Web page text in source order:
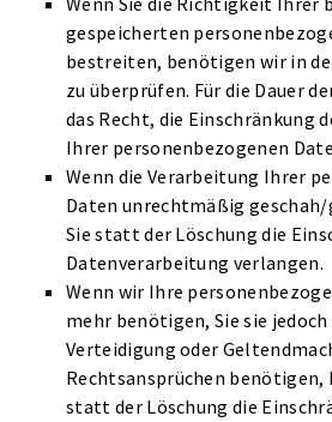
gespeicherten
bestreiten, benötigen wir in
zu überprüfen. Für die Dauer
das Recht, die Einschränkung
Ihrer personenbezogenen
Wenn die Verarbeitung Ihrer
Daten unrechtmäßig
Sie statt der Löschung die
Datenverarbeitung verlangen.
Wenn wir Ihre
mehr benötigen, Sie sie jedoch
Verteidigung oder
Rechtsansprüchen benötigen,
statt der Löschung die